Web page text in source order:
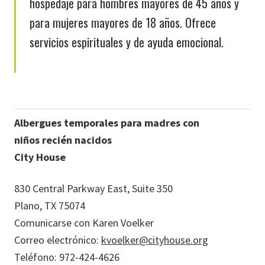
para mujeres mayores de 18 años. Ofrece
servicios espirituales y de ayuda emocional.
Albergues temporales para madres con
niños recién nacidos
City House
830 Central Parkway East, Suite 350
Plano, TX 75074
Comunicarse con Karen Voelker
Correo electrónico: kvoelker@cityhouse.org
Teléfono: 972-424-4626